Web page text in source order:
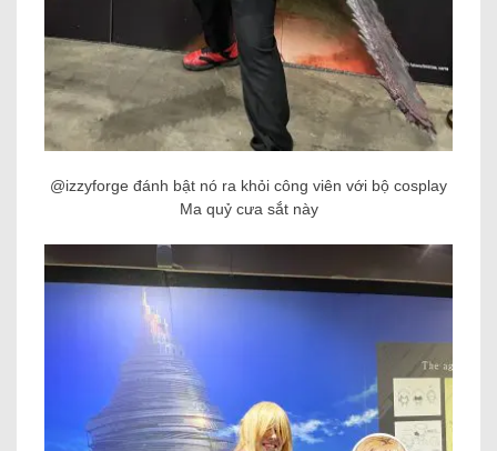
@izzyforge đánh bật nó ra khỏi công viên với bộ cosplay
Ma quỷ cưa sắt này